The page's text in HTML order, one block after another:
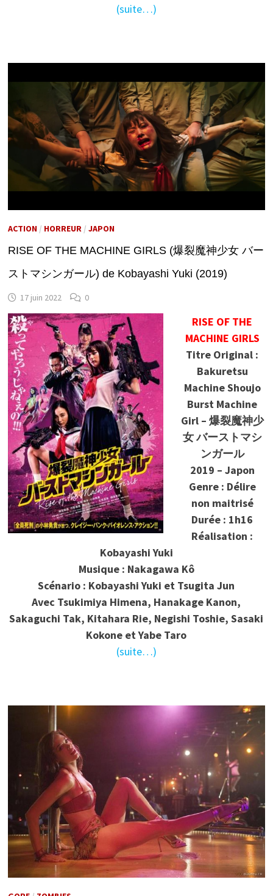
(suite…)
ACTION/ HORREUR/ JAPON
RISE OF THE MACHINE GIRLS (爆裂魔神少女 バー
ストマシンガール) de Kobayashi Yuki (2019)
17 juin 2022 0
RISE OF THE
MACHINE GIRLS
Titre Original :
Bakuretsu
Machine Shoujo
Burst Machine
Girl – 爆裂魔神少
女 バーストマシ
ンガール
2019 – Japon
Genre : Délire
non maitrisé
Durée : 1h16
Réalisation :
Kobayashi Yuki
Musique : Nakagawa Kô
Scénario : Kobayashi Yuki et Tsugita Jun
Avec Tsukimiya Himena, Hanakage Kanon,
Sakaguchi Tak, Kitahara Rie, Negishi Toshie, Sasaki
Kokone et Yabe Taro
(suite…)